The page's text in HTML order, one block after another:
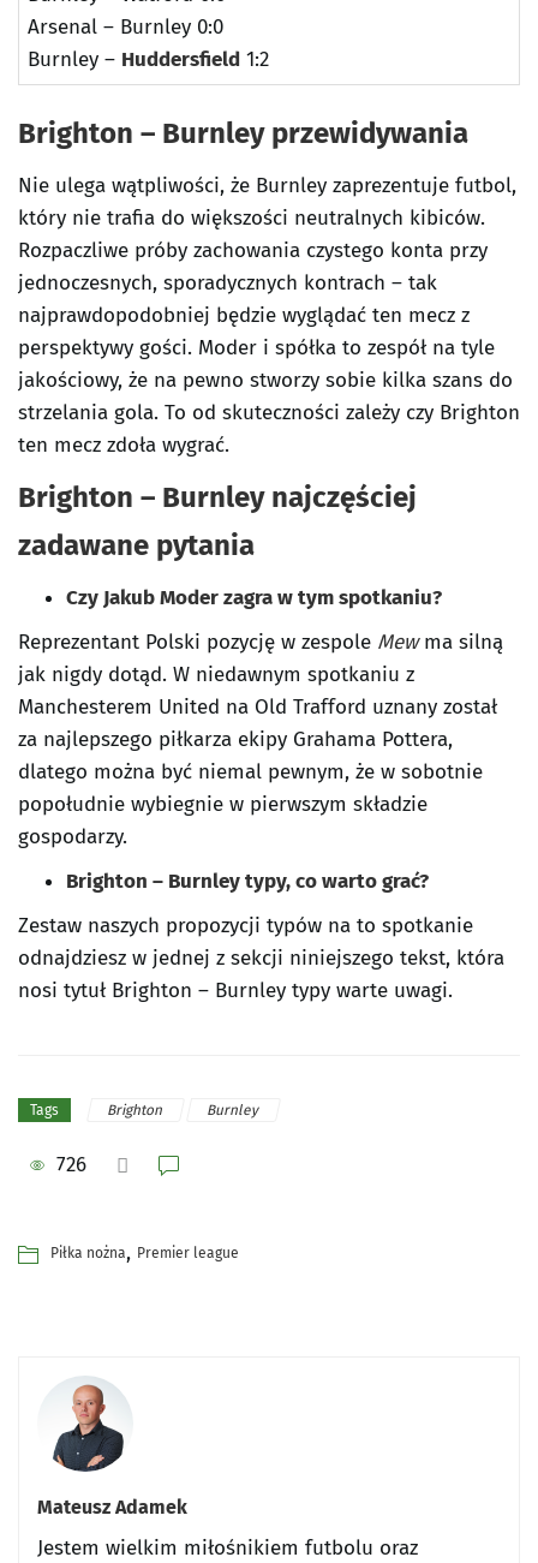
Arsenal – Burnley 0:0
Burnley – Huddersfield 1:2
Brighton – Burnley przewidywania
Nie ulega wątpliwości, że Burnley zaprezentuje futbol,
który nie trafia do większości neutralnych kibiców.
Rozpaczliwe próby zachowania czystego konta przy
jednoczesnych, sporadycznych kontrach – tak
najprawdopodobniej będzie wyglądać ten mecz z
perspektywy gości. Moder i spółka to zespół na tyle
jakościowy, że na pewno stworzy sobie kilka szans do
strzelania gola. To od skuteczności zależy czy Brighton
ten mecz zdoła wygrać.
Brighton – Burnley najczęściej
zadawane pytania
Czy Jakub Moder zagra w tym spotkaniu?
Reprezentant Polski pozycję w zespole Mewma silną
jak nigdy dotąd. W niedawnym spotkaniu z
Manchesterem United na Old Trafford uznany został
za najlepszego piłkarza ekipy Grahama Pottera,
dlatego można być niemal pewnym, że w sobotnie
popołudnie wybiegnie w pierwszym składzie
gospodarzy.
Brighton – Burnley typy, co warto grać?
Zestaw naszych propozycji typów na to spotkanie
odnajdziesz w jednej z sekcji niniejszego tekst, która
nosi tytuł Brighton – Burnley typy warte uwagi.
Tags Brighton Burnley
726
Piłka nożna, Premier league
Mateusz Adamek
Jestem wielkim miłośnikiem futbolu oraz